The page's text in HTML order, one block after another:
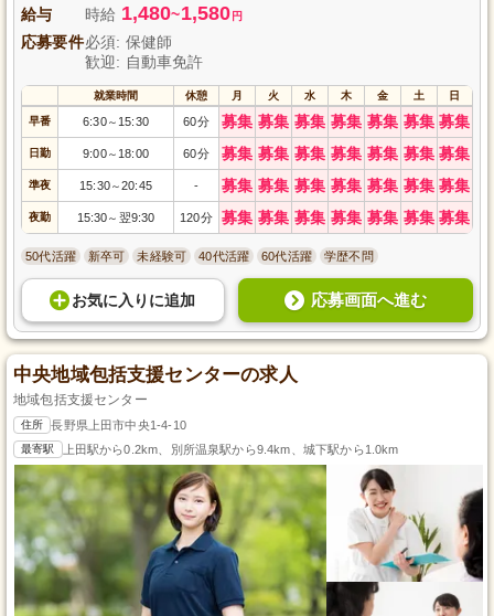
給与 時給 1,480~1,580 円
応募要件必須: 保健師
歓迎: 自動車免許
就業時間 休憩 月 火 水 木 金 土 日
早番 6:30～ 15:30 60分 募集 募集 募集 募集 募集 募集 募集
日勤 9:00～ 18:00 60分 募集 募集 募集 募集 募集 募集 募集
準夜 15:30～20:45 - 募集 募集 募集 募集 募集 募集 募集
夜勤 15:30～ 翌9:30 120分 募集 募集 募集 募集 募集 募集 募集
50代活躍 新卒可 未経験可 40代活躍 60代活躍 学歴不問
お気に入り に追加 応募画面へ進む
中央地域包括支援センターの求人
地域包括支援センター
住所 長野県上田市中央1-4-10
最寄駅 上田駅から0.2km、別所温泉駅から9.4km、城下駅から1.0km